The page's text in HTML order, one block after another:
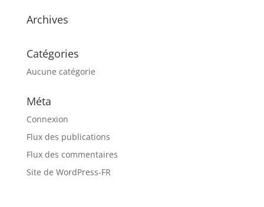
Archives
Catégories
Aucune catégorie
Méta
Connexion
Flux des publications
Flux des commentaires
Site de WordPress-FR